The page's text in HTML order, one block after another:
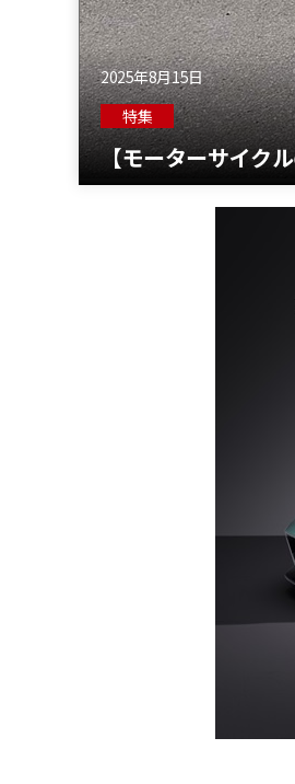
2025年8月15日
特集
【モーターサイク